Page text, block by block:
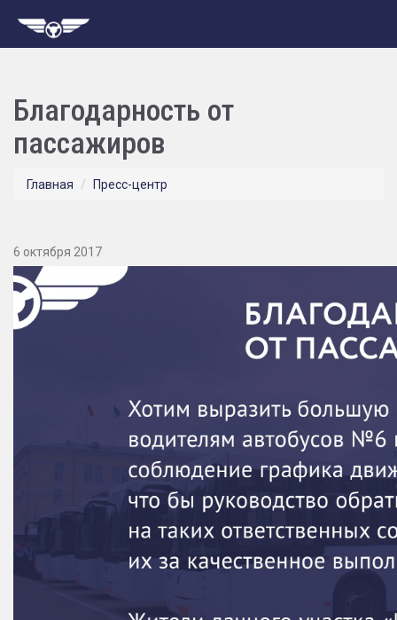
Благодарность от
пассажиров
Главная Пресс-центр
6 октября 2017